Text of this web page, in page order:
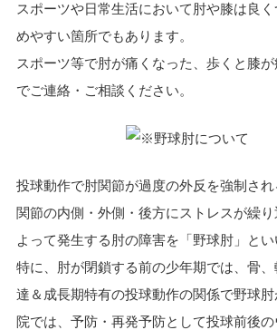
スポーツや日常生活において肘や膝は良
めやすい箇所でもあります。
スポーツ等で肘が痛くなった、歩くと膝
でご連絡・ご相談ください。
投球動作で肘関節が過度の外反を強制さ
関節の内側・外側・後方にストレスが繰
よって発生する肘の障害を「野球肘」とい
特に、肘が閉鎖する前の少年期では、骨
達＆成長期特有の投球動作の関係で野球
院では、予防・再発予防として投球前後